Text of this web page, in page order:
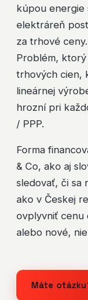
kúpou energie
elektráreň
za trhové ceny.
Problém,
trhových cien,
lineárnej
hrozní pri
/ PPP.
Forma
& Co, ako aj
sledovať, či sa
ako v Českej
ovplyvniť cenu
alebo nové,
Máte